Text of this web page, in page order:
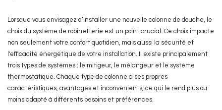
Lorsque vous envisagez d’installer une nouvelle colonne de douche, le
choix du système de robinetterie est un point crucial. Ce choix impacte
non seulement votre confort quotidien, mais aussi la sécurité et
l'efficacité énergétique de votre installation. Il existe principalement
trois types de systèmes : le mitigeur, le mélangeur et le système
thermostatique. Chaque type de colonne a ses propres
caractéristiques, avantages et inconvénients, ce qui le rend plus ou
moins adapté à différents besoins et préférences.